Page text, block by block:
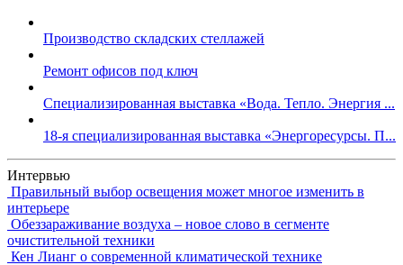
Производство складских стеллажей
Ремонт офисов под ключ
Специализированная выставка «Вода. Тепло. Энергия ...
18-я специализированная выставка «Энергоресурсы. П...
Интервью
Правильный выбор освещения может многое изменить в
интерьере
Обеззараживание воздуха – новое слово в сегменте
очистительной техники
Кен Лианг о современной климатической технике